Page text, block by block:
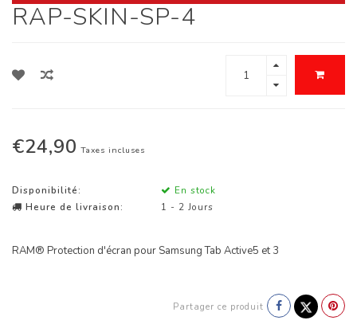
RAP-SKIN-SP-4
€24,90 Taxes incluses
Disponibilité:
En stock
Heure de livraison:
1 - 2 Jours
RAM® Protection d'écran pour Samsung Tab Active5 et 3
Partager ce produit